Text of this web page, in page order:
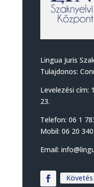
Lingua Juris
Tulajdonos:
Levelezési cím:
23.
Telefon: 06 1
Mobil: 06 20
Email:
Követés